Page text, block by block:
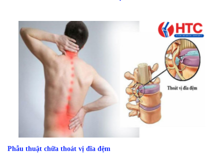
Phẫu thuật chữa thoát vị đĩa đệm